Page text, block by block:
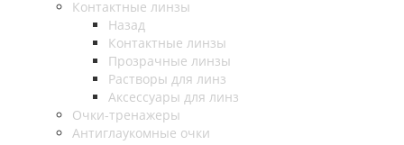
Контактные линзы
Назад
Контактные линзы
Прозрачные линзы
Растворы для линз
Аксессуары для линз
Очки-тренажеры
Антиглаукомные очки